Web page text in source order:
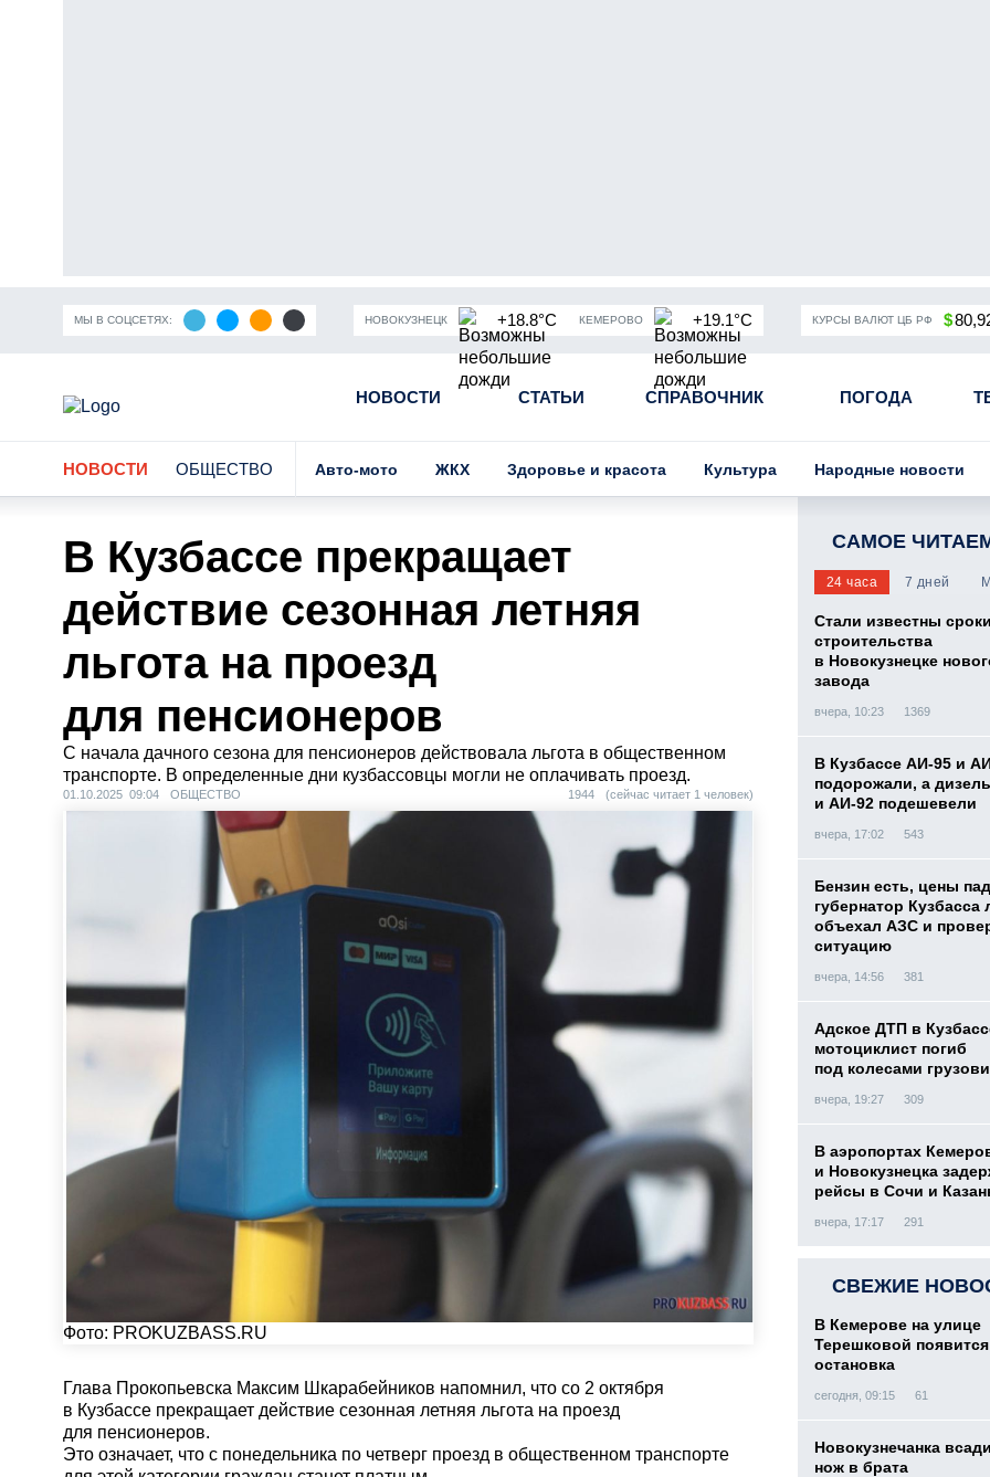
МЫ В СОЦСЕТЯХ: НОВОКУЗНЕЦК +18.8°C КЕМЕРОВО +19.1°C КУРСЫ ВАЛЮТ ЦБ РФ $
НОВОСТИ СТАТЬИ СПРАВОЧНИК ПОГОДА
Кузбасса Пандемия коронавирусной инфекции Частичная мобилизация в России Угольная промышленность
НОВОСТИ ОБЩЕСТВО Авто-мото ЖКХ Здоровье и красота Культура Народные новости
В Кузбассе прекращает
действие сезонная летняя
льгота на проезд
для пенсионеров
С начала дачного сезона для пенсионеров действовала льгота в общественном
транспорте. В определенные дни кузбассовцы могли не оплачивать проезд.
01.10.2025 09:04 ОБЩЕСТВО 1944 (сейчас читает 1 человек)
Фото: PROKUZBASS.RU
Глава Прокопьевска Максим Шкарабейников напомнил, что со 2 октября
в Кузбассе прекращает действие сезонная летняя льгота на проезд
для пенсионеров.
Это означает, что с понедельника по четверг проезд в общественном транспорте
САМОЕ
24 часа 7 дней
Стали известны сроки
строительства
в Новокузнецке
завода
вчера, 10:23 1369
В Кузбассе АИ-95 и
подорожали, а дизель
и АИ-92 подешевели
вчера, 17:02 543
Бензин есть, цены
губернатор Кузбасса
объехал АЗС и
ситуацию
вчера, 14:56 381
Адское ДТП в
мотоциклист погиб
под колесами
вчера, 19:27 309
В аэропортах
и Новокузнецка
рейсы в Сочи и
вчера, 17:17 291
СВЕЖИЕ
В Кемерове на улице
Терешковой
остановка
сегодня, 09:15 61
Новокузнечанка
нож в брата